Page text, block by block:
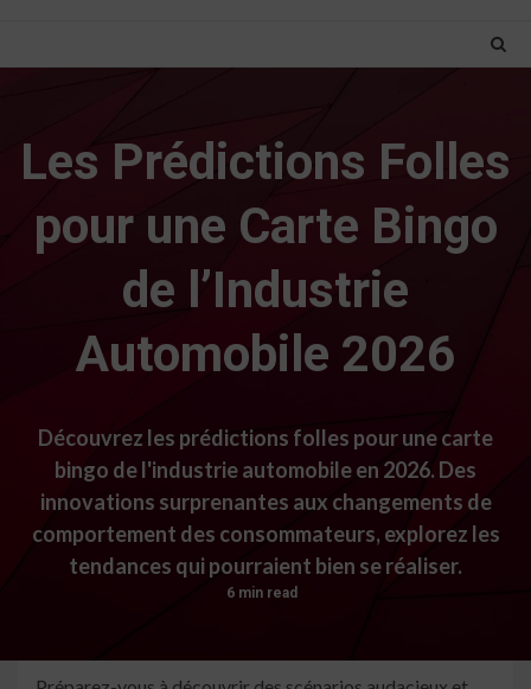
Les Prédictions Folles
pour une Carte Bingo
de l’Industrie
Automobile 2026
Découvrez les prédictions folles pour une carte
bingo de l'industrie automobile en 2026. Des
innovations surprenantes aux changements de
comportement des consommateurs, explorez les
tendances qui pourraient bien se réaliser.
6 min read